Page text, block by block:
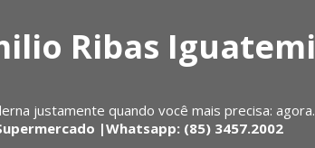
Ribas Iguatemi
justamente quando você mais precisa: agora.
|Whatsapp: (85) 3457.2002